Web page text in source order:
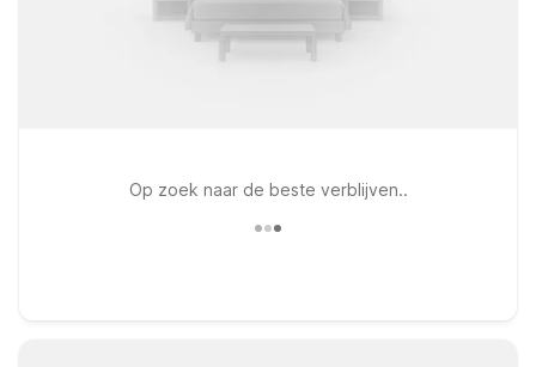
Op zoek naar de beste verblijven..